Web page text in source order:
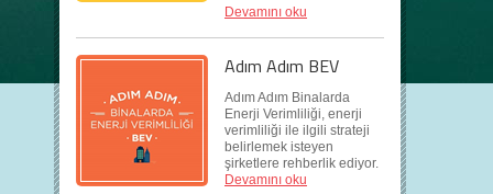
Devamını oku
Adım Adım BEV
Adım Adım Binalarda
Enerji Verimliliği, enerji
verimliliği ile ilgili strateji
belirlemek isteyen
şirketlere rehberlik ediyor.
Devamını oku